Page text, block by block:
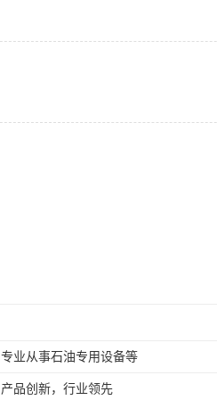
专业从事石油专用设备等
产品创新，行业领先